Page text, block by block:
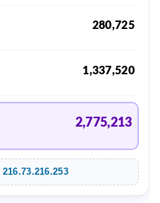
280,725
1,337,520
2,775,213
216.73.216.253